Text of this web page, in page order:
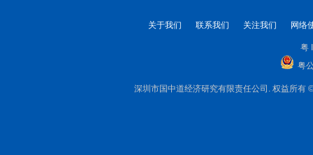
关于我们 联系我们 关注我们 网络
粤
粤
深圳市国中道经济研究有限责任公司. 权益所